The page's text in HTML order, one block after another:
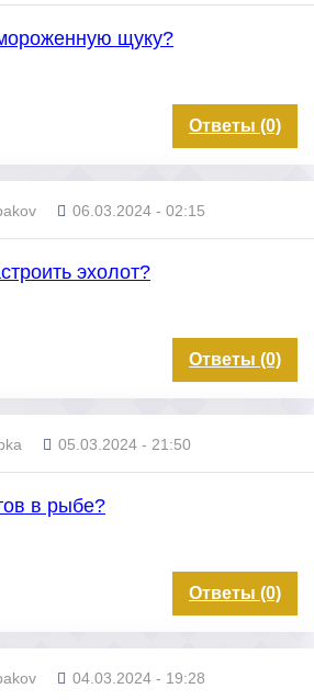
щуку?
Ответы (0)
06.03.2024 - 02:15
эхолот?
Ответы (0)
05.03.2024 - 21:50
в рыбе?
Ответы (0)
04.03.2024 - 19:28